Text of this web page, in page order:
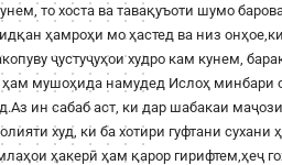
то хоста ва тавақуъоти шумо
ҳамроҳи мо ҳастед ва низ
ҷустуҷуҳои худро кам кунем,
мушоҳида намудед Ислоҳ минбари
ин сабаб аст, ки дар шабакаи
худ, ки ба хотири гуфтани
ҳакерӣ ҳам қарор гирифтем,ҳеҷ